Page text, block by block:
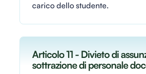
carico dello studente.
Articolo 11 - Divieto di
sottrazione di personale